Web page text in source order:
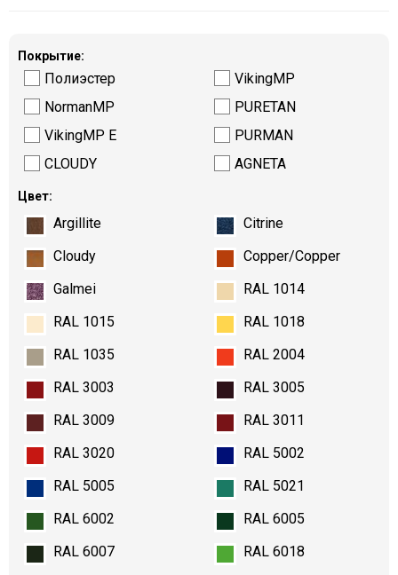
Покрытие:
Полиэстер
VikingMP
NormanMP
PURETAN
VikingMP E
PURMAN
CLOUDY
AGNETA
Цвет:
Argillite
Citrine
Cloudy
Copper/Copper
Galmei
RAL 1014
RAL 1015
RAL 1018
RAL 1035
RAL 2004
RAL 3003
RAL 3005
RAL 3009
RAL 3011
RAL 3020
RAL 5002
RAL 5005
RAL 5021
RAL 6002
RAL 6005
RAL 6007
RAL 6018